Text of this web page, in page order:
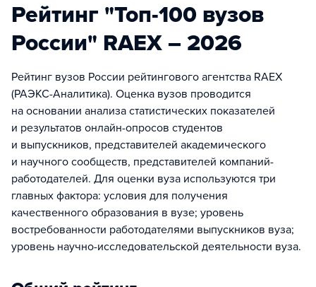
Рейтинг "Топ-100 вузов
России" RAEX – 2026
Рейтинг вузов России рейтингового агентства RAEX
(РАЭКС-Аналитика). Оценка вузов проводится
на основании анализа статистических показателей
и результатов онлайн-опросов студентов
и выпускников, представителей академического
и научного сообществ, представителей компаний-
работодателей. Для оценки вуза используются три
главных фактора: условия для получения
качественного образования в вузе; уровень
востребованности работодателями выпускников вуза;
уровень научно-исследовательской деятельности вуза.